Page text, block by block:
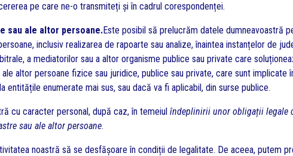
pe care ne-o transmiteți și în cadrul corespondenței.
sau ale altor persoane.Este posibil să prelucrăm datele dumneavoastră
inclusiv realizarea de rapoarte sau analize, înaintea instanțelor de
a mediatorilor sau a altor organisme publice sau private care
altor persoane fizice sau juridice, publice sau private, care sunt implicate
enumerate mai sus, sau dacă va fi aplicabil, din surse publice.
cu caracter personal, după caz, în temeiul îndeplinirii unor obligații legale
sau ale altor persoane.
noastră să se desfășoare în condiții de legalitate. De aceea, putem